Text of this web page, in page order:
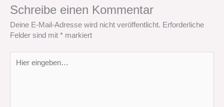
Schreibe einen Kommentar
Deine E-Mail-Adresse wird nicht veröffentlicht. Erforderliche
Felder sind mit * markiert
eingeben…